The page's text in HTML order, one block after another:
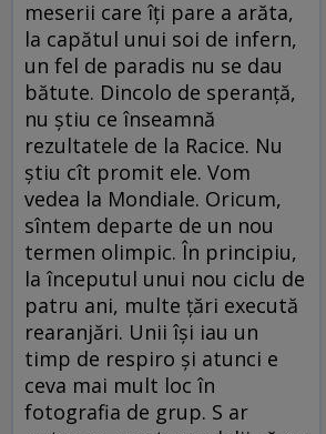
meserii care îţi pare a arăta,
la capătul unui soi de infern,
un fel de paradis nu se dau
bătute. Dincolo de speranţă,
nu ştiu ce înseamnă
rezultatele de la Racice. Nu
ştiu cît promit ele. Vom
vedea la Mondiale. Oricum,
sîntem departe de un nou
termen olimpic. În principiu,
la începutul unui nou ciclu de
patru ani, multe ţări execută
rearanjări. Unii îşi iau un
timp de respiro şi atunci e
ceva mai mult loc în
fotografia de grup. S ar